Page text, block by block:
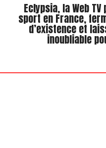
Eclypsia, la Web
sport en France,
d’existence et
inoubliable